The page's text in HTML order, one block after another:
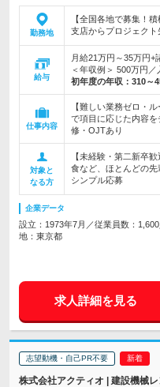
勤務地
【全国各地で募集！
支店からプロジェク
給与
月給21万円～35万円+
＜年収例＞ 500万円
初年度の年収： 310～
仕事内容
【難しい業務ゼロ・
で項目に応じた内容
修・OJTあり
対象と
なる方
【未経験・第二新卒
食など、ほとんどの
シンプル応募
企業データ
設立：1973年7月／従業員数：
地：東京都
求人詳細を見る
志望動機・自己PR不要
株式会社アクティオ | 建設機械